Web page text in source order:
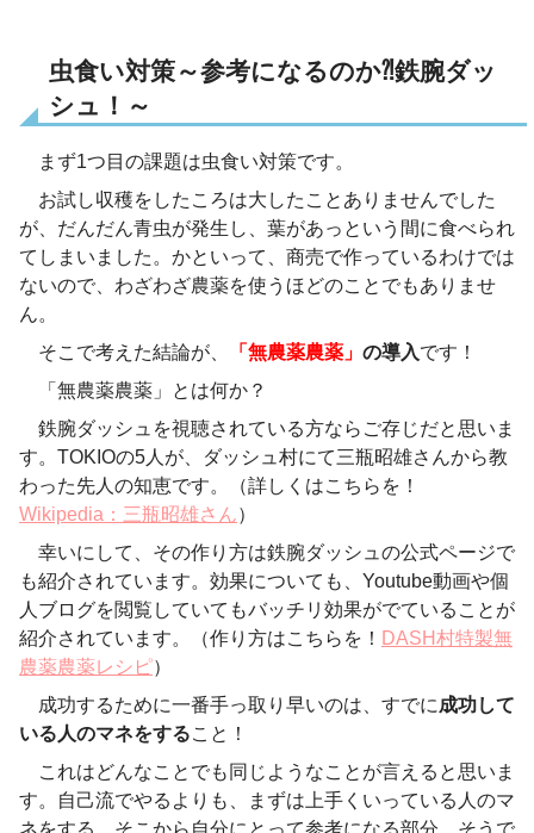
虫食い対策～参考になるのか⁈鉄腕ダッ
シュ！～
まず1つ目の課題は虫食い対策です。
お試し収穫をしたころは大したことありませんでした
が、だんだん青虫が発生し、葉があっという間に食べられ
てしまいました。かといって、商売で作っているわけでは
ないので、わざわざ農薬を使うほどのことでもありませ
ん。
そこで考えた結論が、
「無農薬農薬」 の導入です！
「無農薬農薬」とは何か？
鉄腕ダッシュを視聴されている方ならご存じだと思いま
す。TOKIOの5人が、ダッシュ村にて三瓶昭雄さんから教
わった先人の知恵です。（詳しくはこちらを！
Wikipedia：三瓶昭雄さん）
幸いにして、その作り方は鉄腕ダッシュの公式ページで
も紹介されています。効果についても、Youtube動画や個
人ブログを閲覧していてもバッチリ効果がでていることが
紹介されています。（作り方はこちらを！ DASH村特製無
農薬農薬レシピ）
成功するために一番手っ取り早いのは、すでに成功して
いる人のマネをすること！
これはどんなことでも同じようなことが言えると思いま
す。自己流でやるよりも、まずは上手くいっている人のマ
ネをする。そこから自分にとって参考になる部分、そうで